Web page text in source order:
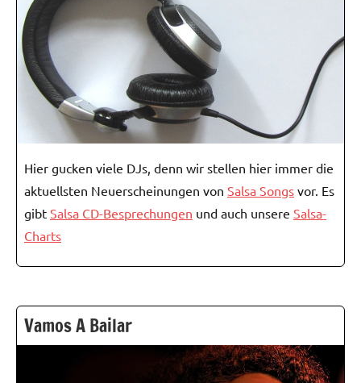
Hier gucken viele DJs, denn wir stellen hier immer die
aktuellsten Neuerscheinungen von Salsa Songs vor. Es
gibt Salsa CD-Besprechungen und auch unsere Salsa-
Charts
Vamos A Bailar